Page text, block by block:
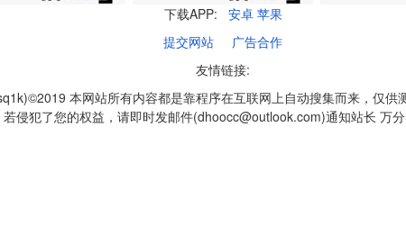
下载APP: 安卓 苹果
提交网站
广告合作
友情链接:
本网站所有内容都是靠程序在互联网上自动搜集而来，仅供
若侵犯了您的权益，请即时发邮件(dhoocc@outlook.com)通知站长 万分